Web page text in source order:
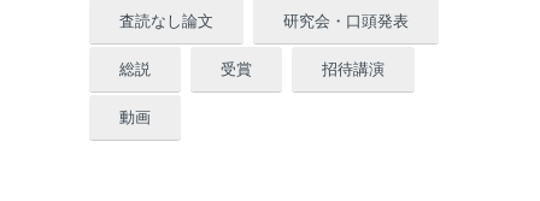
査読なし論文 研究会・口頭発表
総説 受賞 招待講演
動画